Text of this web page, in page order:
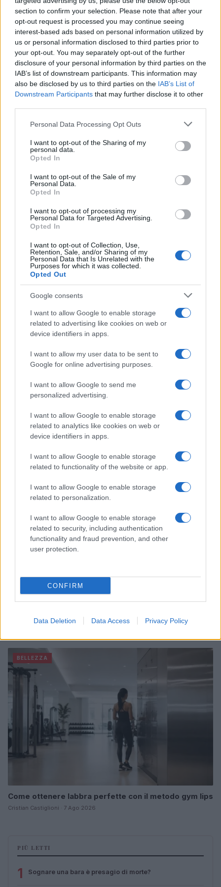
section to confirm your selection. Please note that after your
opt-out request is processed you may continue seeing
interest-based ads based on personal information utilized by
us or personal information disclosed to third parties prior to
your opt-out. You may separately opt-out of the further
disclosure of your personal information by third parties on the
IAB’s list of downstream participants. This information may
also be disclosed by us to third parties on the IAB’s List of
Downstream Participants that may further disclose it to other
Please note that this website/app uses one or more Google
not limited to your visit or usage behaviour. You may click to
grant or deny consent to Google and its third-party tags to
use your data for below specified purposes in below Google
consent section.
Personal Data Processing Opt Outs
I want to opt-out of the Sharing of my
personal data.
Opted In
I want to opt-out of the Sale of my
Personal Data.
Opted In
I want to opt-out of processing my
Personal Data for Targeted Advertising.
Opted In
I want to opt-out of Collection, Use,
Retention, Sale, and/or Sharing of my
Personal Data that Is Unrelated with the
Purposes for which it was collected.
Opted Out
Google consents
I want to allow Google to enable storage
related to advertising like cookies on web or
device identifiers in apps.
I want to allow my user data to be sent to
Google for online advertising purposes.
I want to allow Google to send me
personalized advertising.
I want to allow Google to enable storage
related to analytics like cookies on web or
device identifiers in apps.
I want to allow Google to enable storage
related to functionality of the website or app.
I want to allow Google to enable storage
related to personalization.
I want to allow Google to enable storage
related to security, including authentication
functionality and fraud prevention, and other
user protection.
CONFIRM
Data Deletion Data Access Privacy Policy
AUTORE
Staff
Continua a leggere
ex stabilimento di profumi
Matteo Pellegrino · 7 Ago 2026
ALIMENTAZIONE
Acqua di cottura: benefici e usi in cucina
BELLEZZA
Come ottenere labbra perfette con il metodo gym lips
Cristian Castiglioni · 7 Ago 2026
PIÙ LETTI
1 Sognare una bara è presagio di morte?